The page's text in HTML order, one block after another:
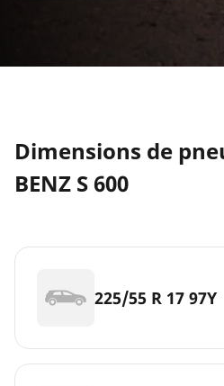
Dimensions de
BENZ S 600
225/55 R 17 97Y